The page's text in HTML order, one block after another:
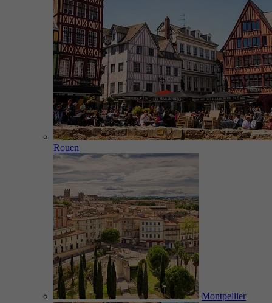
Rouen
Montpellier